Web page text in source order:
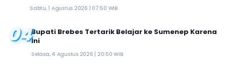
Sabtu, 1 Agustus 2026 | 07:50 WIB
04Bupati Brebes Tertarik Belajar ke Sumenep Karena
Ini
Selasa, 4 Agustus 2026 | 20:50 WIB